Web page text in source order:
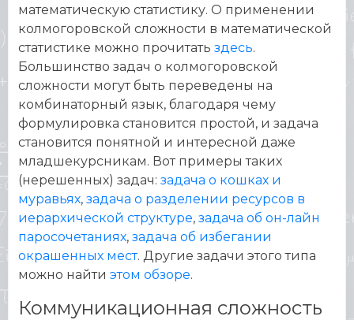
математическую статистику. О применении
колмогоровской сложности в математической
статистике можно прочитать здесь.
Большинство задач о колмогоровской
сложности могут быть переведены на
комбинаторный язык, благодаря чему
формулировка становится простой, и задача
становится понятной и интересной даже
младшекурсникам. Вот примеры таких
(нерешенных) задач: задача о кошках и
муравьях, задача о разделении ресурсов в
иерархической структуре, задача об он-лайн
паросочетаниях, задача об избегании
окрашенных мест. Другие задачи этого типа
можно найти этом обзоре.
Коммуникационная сложность